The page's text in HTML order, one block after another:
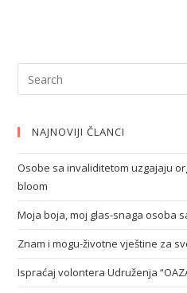
NAJNOVIJI ČLANCI
Osobe sa invaliditetom uzgajaju
bloom
Moja boja, moj glas-snaga osoba
Znam i mogu-životne vještine za
Ispraćaj volontera Udruženja